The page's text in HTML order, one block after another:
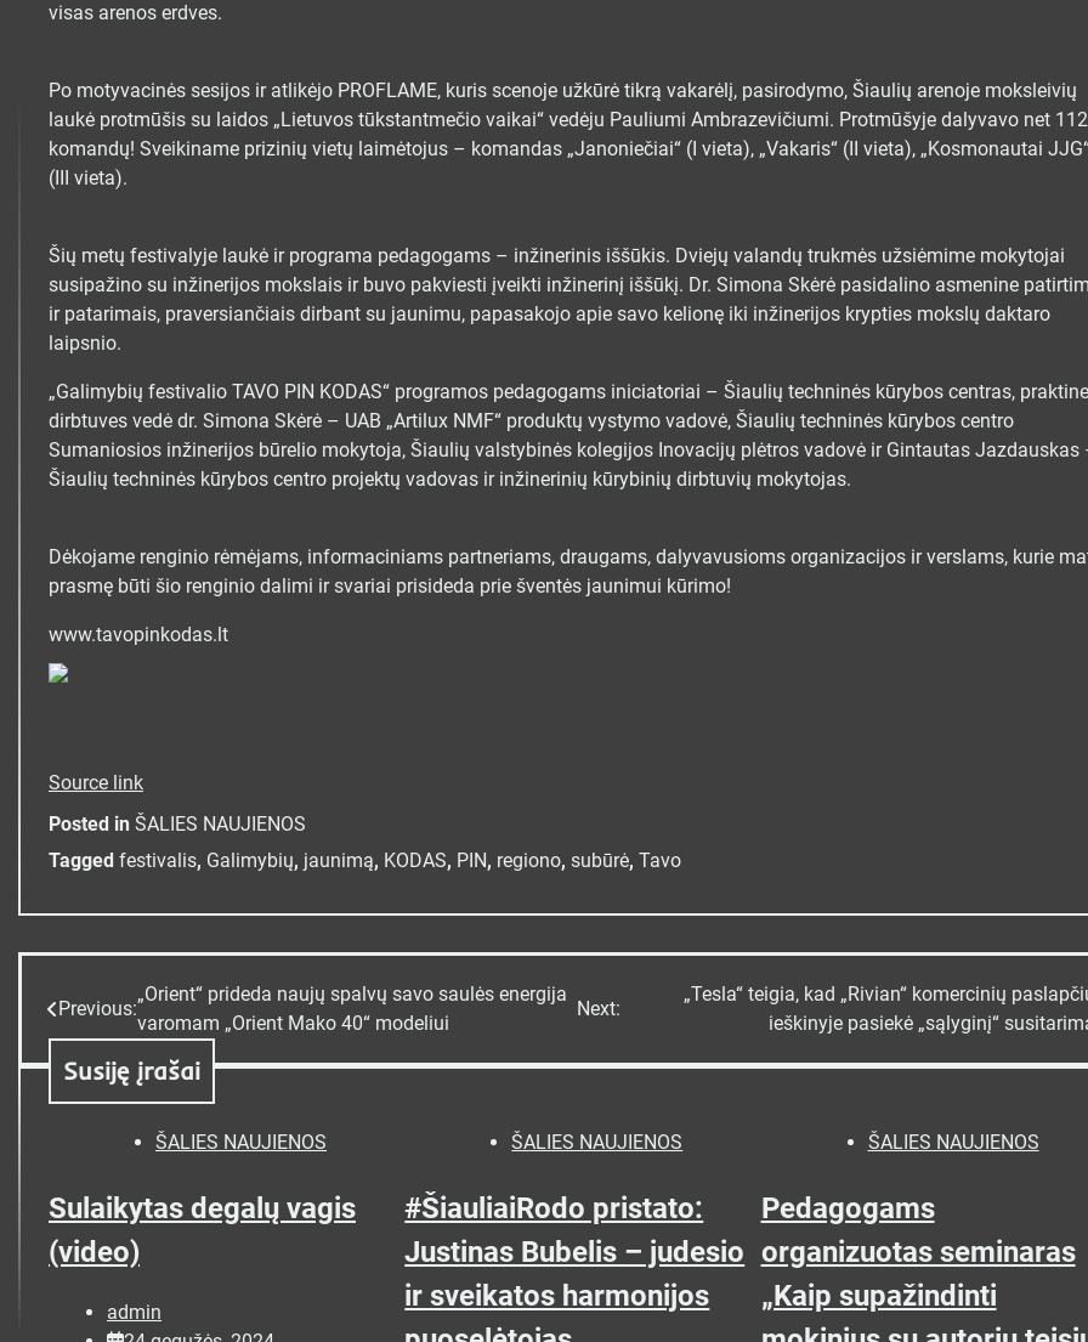
visas arenos erdves.
Po motyvacinės sesijos ir atlikėjo PROFLAME, kuris scenoje užkūrė tikrą vakarėlį, pasirodymo, Šiaulių arenoje moksleivių
laukė protmūšis su laidos „Lietuvos tūkstantmečio vaikai“ vedėju Pauliumi Ambrazevičiumi. Protmūšyje dalyvavo net 112
komandų! Sveikiname prizinių vietų laimėtojus – komandas „Janoniečiai“ (I vieta), „Vakaris“ (II vieta), „Kosmonautai
(III vieta).
Šių metų festivalyje laukė ir programa pedagogams – inžinerinis iššūkis. Dviejų valandų trukmės užsiėmime mokytojai
susipažino su inžinerijos mokslais ir buvo pakviesti įveikti inžinerinį iššūkį. Dr. Simona Skėrė pasidalino asmenine
ir patarimais, praversiančiais dirbant su jaunimu, papasakojo apie savo kelionę iki inžinerijos krypties mokslų daktaro
laipsnio.
„Galimybių festivalio TAVO PIN KODAS“ programos pedagogams iniciatoriai – Šiaulių techninės kūrybos centras,
dirbtuves vedė dr. Simona Skėrė – UAB „Artilux NMF“ produktų vystymo vadovė, Šiaulių techninės kūrybos centro
Sumaniosios inžinerijos būrelio mokytoja, Šiaulių valstybinės kolegijos Inovacijų plėtros vadovė ir Gintautas Jazdauskas
Šiaulių techninės kūrybos centro projektų vadovas ir inžinerinių kūrybinių dirbtuvių mokytojas.
Dėkojame renginio rėmėjams, informaciniams partneriams, draugams, dalyvavusioms organizacijos ir verslams, kurie
prasmę būti šio renginio dalimi ir svariai prisideda prie šventės jaunimui kūrimo!
www.tavopinkodas.lt
Source link
Posted in ŠALIES NAUJIENOS
Tagged festivalis, Galimybių, jaunimą, KODAS, PIN, regiono, subūrė, Tavo
Navigacija
tarp
įrašų
Previous:
„Orient“ prideda naujų spalvų savo saulės energija
varomam „Orient Mako 40“ modeliui
Next:
„Tesla“ teigia, kad „Rivian“ komercinių
ieškinyje pasiekė „sąlyginį“
Susiję įrašai
ŠALIES NAUJIENOS
Sulaikytas degalų vagis
(video)
admin
ŠALIES NAUJIENOS
#ŠiauliaiRodo pristato:
Justinas Bubelis – judesio
ir sveikatos harmonijos
ŠALIES NAUJIENOS
Pedagogams
organizuotas seminaras
„Kaip supažindinti